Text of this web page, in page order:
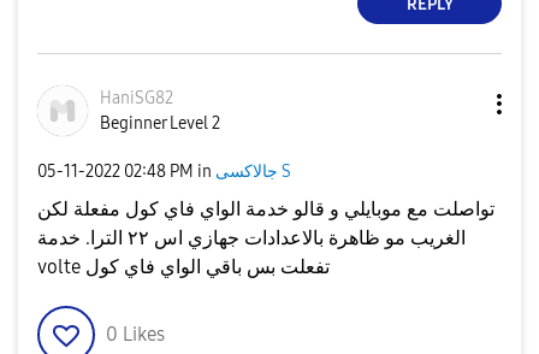
HaniSG82
Beginner Level 2
‎05-11-2022 02:48 PM in جالاكسى S
تواصلت مع موبايلي و قالو خدمة الواي فاي كول مفعلة لكن
الغريب مو ظاهرة بالاعدادات جهازي اس ٢٢ الترا. خدمة
volte تفعلت بس باقي الواي فاي كول
0 Likes